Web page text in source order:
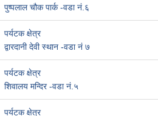
पुष्पलाल चौक पार्क -वडा नं.६
पर्यटक क्षेत्र
द्वारदानी देवी स्थान -वडा नं ७
पर्यटक क्षेत्र
शिवालय मन्दिर -वडा नं.५
पर्यटक क्षेत्र